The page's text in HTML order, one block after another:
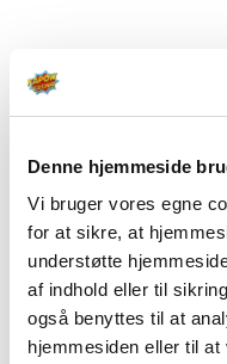
Denne hjemmeside
Vi bruger vores egne
for at sikre, at
understøtte
af indhold eller til
også benyttes til at
hjemmesiden eller til